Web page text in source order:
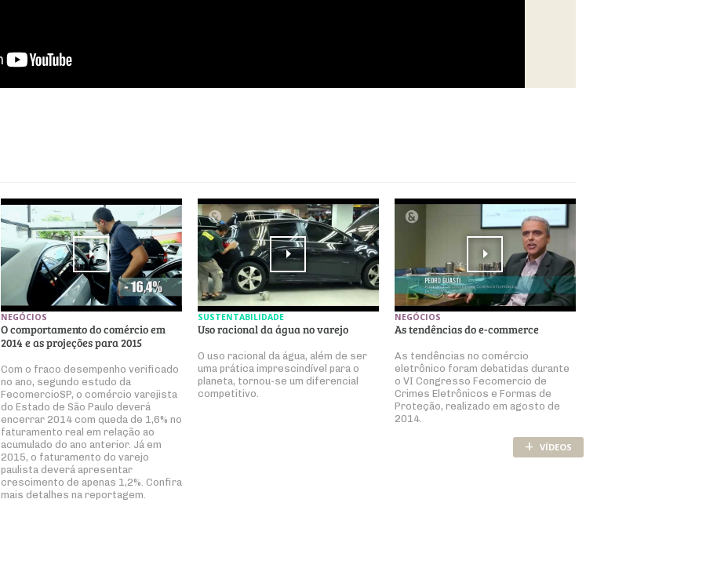
NEGÓCIOS
O comportamento do comércio em
2014 e as projeções para 2015
Com o fraco desempenho verificado
no ano, segundo estudo da
FecomercioSP, o comércio varejista
do Estado de São Paulo deverá
encerrar 2014 com queda de 1,6% no
faturamento real em relação ao
acumulado do ano anterior. Já em
2015, o faturamento do varejo
paulista deverá apresentar
crescimento de apenas 1,2%. Confira
mais detalhes na reportagem.
SUSTENTABILIDADE
Uso racional da água no varejo
O uso racional da água, além de ser
uma prática imprescindível para o
planeta, tornou-se um diferencial
competitivo.
NEGÓCIOS
As tendências do e-commerce
As tendências no comércio
eletrônico foram debatidas durante
o VI Congresso Fecomercio de
Crimes Eletrônicos e Formas de
Proteção, realizado em agosto de
2014.
+ VÍDEOS